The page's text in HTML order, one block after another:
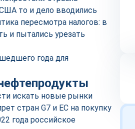
то и дело вводились
пересмотра налогов: в
и пытались урезать
года для
искать новые рынки
стран G7 и ЕС на покупку
года российское